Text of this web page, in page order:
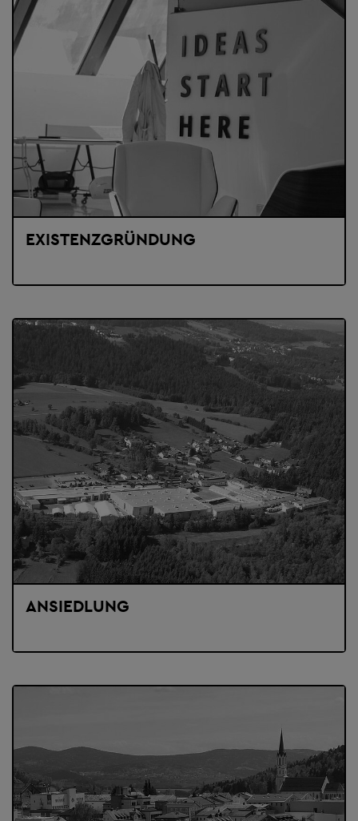
EXISTENZGRÜNDUNG
ANSIEDLUNG